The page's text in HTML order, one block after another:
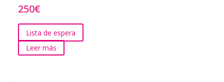
250€
Lista de espera
Leer más